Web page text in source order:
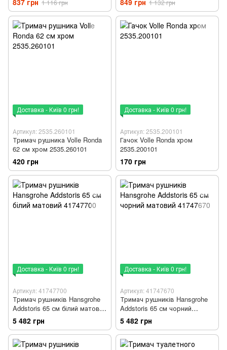
1 116 грн 1 132 грн
Доставка - Київ 0 грн!
Артикул: 2535.260101
Тримач рушника Volle Ronda
62 см хром 2535.260101
420 грн
Доставка - Київ 0 грн!
Артикул: 2535.200101
Гачок Volle Ronda хром
2535.200101
170 грн
Доставка - Київ 0 грн!
Артикул: 41747700
Тримач рушників Hansgrohe
Addstoris 65 см білий матовий
41747700
5 482 грн
Доставка - Київ 0 грн!
Артикул: 41747670
Тримач рушників Hansgrohe
Addstoris 65 см чорний
матовий 41747670
5 482 грн